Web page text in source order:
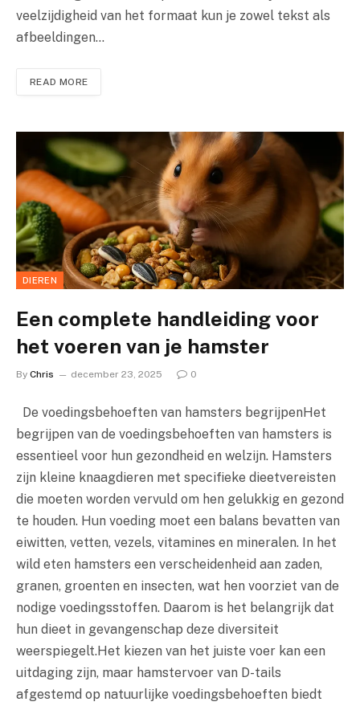
veelzijdigheid van het formaat kun je zowel tekst als
afbeeldingen…
READ MORE
DIEREN
Een complete handleiding voor
het voeren van je hamster
By Chris december 23, 2025 0
De voedingsbehoeften van hamsters begrijpenHet
begrijpen van de voedingsbehoeften van hamsters is
essentieel voor hun gezondheid en welzijn. Hamsters
zijn kleine knaagdieren met specifieke dieetvereisten
die moeten worden vervuld om hen gelukkig en gezond
te houden. Hun voeding moet een balans bevatten van
eiwitten, vetten, vezels, vitamines en mineralen. In het
wild eten hamsters een verscheidenheid aan zaden,
granen, groenten en insecten, wat hen voorziet van de
nodige voedingsstoffen. Daarom is het belangrijk dat
hun dieet in gevangenschap deze diversiteit
weerspiegelt.Het kiezen van het juiste voer kan een
uitdaging zijn, maar hamstervoer van D-tails
afgestemd op natuurlijke voedingsbehoeften biedt